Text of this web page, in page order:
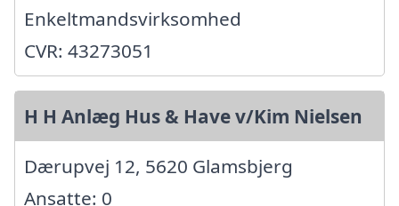
Enkeltmandsvirksomhed
CVR: 43273051
H H Anlæg Hus & Have v/Kim Nielsen
Dærupvej 12, 5620 Glamsbjerg
Ansatte: 0